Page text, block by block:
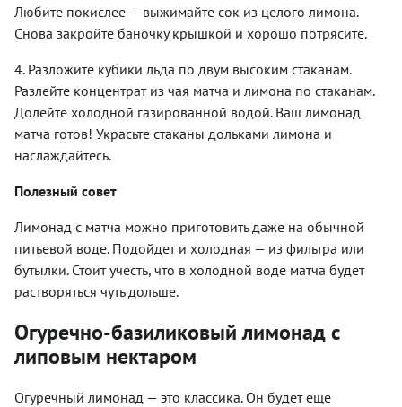
Любите покислее — выжимайте сок из целого лимона.
Снова закройте баночку крышкой и хорошо потрясите.
4. Разложите кубики льда по двум высоким стаканам.
Разлейте концентрат из чая матча и лимона по стаканам.
Долейте холодной газированной водой. Ваш лимонад
матча готов! Украсьте стаканы дольками лимона и
наслаждайтесь.
Полезный совет
Лимонад с матча можно приготовить даже на обычной
питьевой воде. Подойдет и холодная — из фильтра или
бутылки. Стоит учесть, что в холодной воде матча будет
растворяться чуть дольше.
Огуречно-базиликовый лимонад с
липовым нектаром
Огуречный лимонад — это классика. Он будет еще